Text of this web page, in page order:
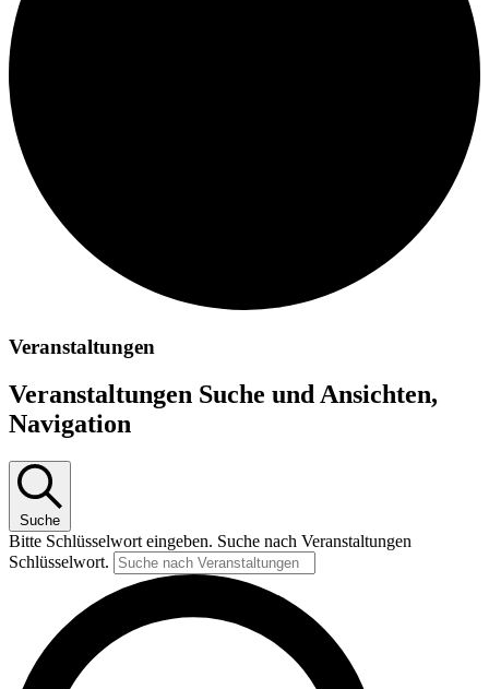
Veranstaltungen
Veranstaltungen Suche und Ansichten,
Navigation
Suche
Bitte Schlüsselwort eingeben. Suche nach Veranstaltungen
Schlüsselwort.